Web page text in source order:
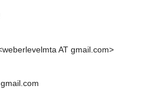
AT gmail.com>